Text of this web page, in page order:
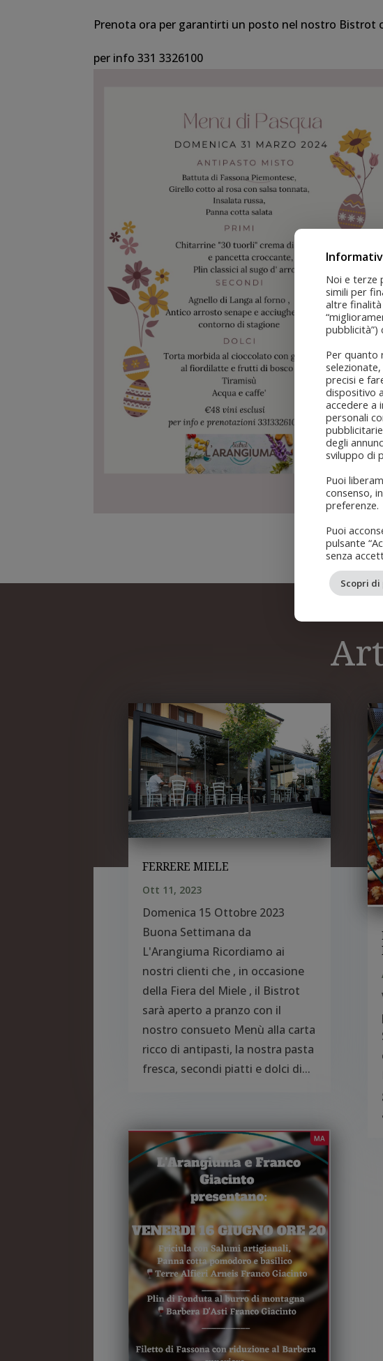
Prenota ora per garantirti un posto nel nostro Bistrot
per info 331 3326100
FERRERE MIELE
Ott 11, 2023
Domenica 15 Ottobre 2023
Buona Settimana da
L'Arangiuma Ricordiamo ai
nostri clienti che , in occasione
della Fiera del Miele , il Bistrot
sarà aperto a pranzo con il
nostro consueto Menù alla carta
ricco di antipasti, la nostra pasta
fresca, secondi piatti e dolci di...
Noi e terze
simili per
altre finalità
pubblicità”)
Per quanto
precisi e
dispositivo
accedere a
personali
degli
sviluppo di
Puoi
consenso,
preferenze.
Puoi
pulsante
senza
Scopri di